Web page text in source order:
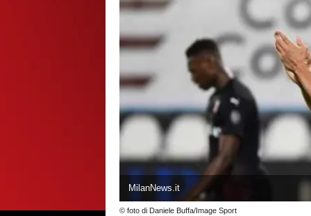
MilanNews.it
© foto di Daniele Buffa/Image Sport